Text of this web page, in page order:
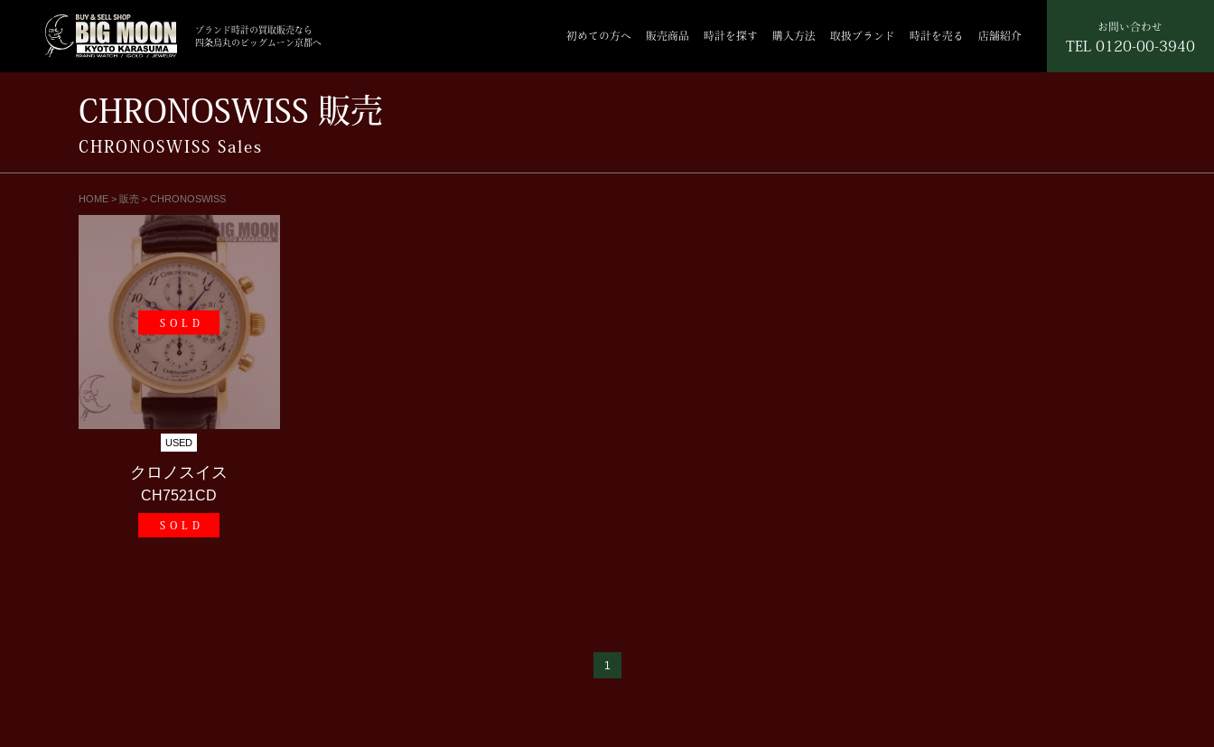
ブランド時計の買取販売なら
四条烏丸のビッグムーン京都へ
初めての方へ 販売商品 時計を探す 購入方法 取扱ブランド 時計を売る 店舗紹介
お問い合わせ
TEL 0120-00-3940
CHRONOSWISS 販売
CHRONOSWISS Sales
HOME > 販売 >CHRONOSWISS
SOLD
USED
クロノスイス
CH7521CD
SOLD
1